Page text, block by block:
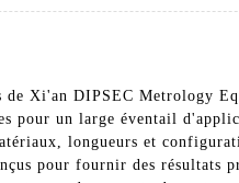
de Xi'an DIPSEC Metrology
pour un large éventail
longueurs et
pour fournir des résultats